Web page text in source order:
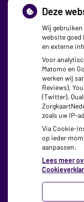
Sinds huisartsen
voorschrijven,
Schurft sinds
uitbraken fors
Stoppen met
Kookadvies
besmetting
Deze
Wij
website goed
en externe
Voor
Matomo en
werken wij
Reviews),
(Twitter),
zoals uw IP-
Via Cookie-
op ieder
aanpassen.
Lees meer